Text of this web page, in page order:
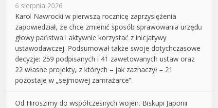
6 sierpnia 2026
Karol Nawrocki w pierwszą rocznicę zaprzysiężenia
zapowiedział, że chce zmienić sposób sprawowania urzędu
głowy państwa i aktywnie korzystać z inicjatywy
ustawodawczej. Podsumował także swoje dotychczasowe
decyzje: 259 podpisanych i 41 zawetowanych ustaw oraz
22 własne projekty, z których – jak zaznaczył – 21
pozostaje w „sejmowej zamrażarce”.
Od Hiroszimy do współczesnych wojen. Biskupi Japonii